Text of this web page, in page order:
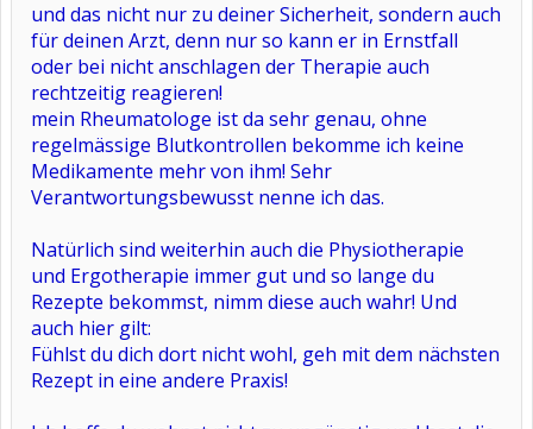
und das nicht nur zu deiner Sicherheit, sondern auch
für deinen Arzt, denn nur so kann er in Ernstfall
oder bei nicht anschlagen der Therapie auch
rechtzeitig reagieren!
mein Rheumatologe ist da sehr genau, ohne
regelmässige Blutkontrollen bekomme ich keine
Medikamente mehr von ihm! Sehr
Verantwortungsbewusst nenne ich das.
Natürlich sind weiterhin auch die Physiotherapie
und Ergotherapie immer gut und so lange du
Rezepte bekommst, nimm diese auch wahr! Und
auch hier gilt:
Fühlst du dich dort nicht wohl, geh mit dem nächsten
Rezept in eine andere Praxis!